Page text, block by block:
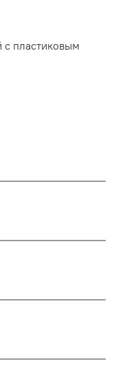
пластиковым